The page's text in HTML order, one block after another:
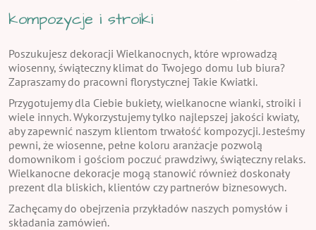
kompozycje i stroiki
Poszukujesz dekoracji Wielkanocnych, które wprowadzą
wiosenny, świąteczny klimat do Twojego domu lub biura?
Zapraszamy do pracowni florystycznej Takie Kwiatki.
Przygotujemy dla Ciebie bukiety, wielkanocne wianki, stroiki i
wiele innych. Wykorzystujemy tylko najlepszej jakości kwiaty,
aby zapewnić naszym klientom trwałość kompozycji. Jesteśmy
pewni, że wiosenne, pełne koloru aranżacje pozwolą
domownikom i gościom poczuć prawdziwy, świąteczny relaks.
Wielkanocne dekoracje mogą stanowić również doskonały
prezent dla bliskich, klientów czy partnerów biznesowych.
Zachęcamy do obejrzenia przykładów naszych pomysłów i
składania zamówień.